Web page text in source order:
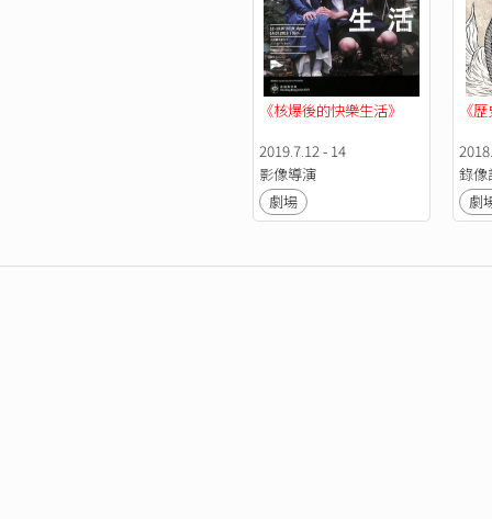
《核爆後的快樂生活》
2019.7.12 - 14
影像導演
劇場
《
錄像
劇